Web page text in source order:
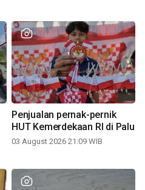
Penjualan pernak-pernik
HUT Kemerdekaan RI di Palu
03 August 2026 21:09 WIB